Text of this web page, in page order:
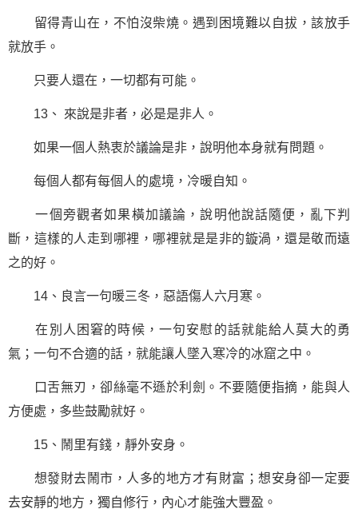
留得青山在，不怕沒柴燒。遇到困境難以自拔，該放手
就放手。
只要人還在，一切都有可能。
13、 來說是非者，必是是非人。
如果一個人熱衷於議論是非，說明他本身就有問題。
每個人都有每個人的處境，冷暖自知。
一個旁觀者如果橫加議論，說明他說話隨便，亂下判
斷，這樣的人走到哪裡，哪裡就是是非的鏇渦，還是敬而遠
之的好。
14、良言一句暖三冬，惡語傷人六月寒。
在別人困窘的時候，一句安慰的話就能給人莫大的勇
氣；一句不合適的話，就能讓人墜入寒冷的冰窟之中。
口舌無刃，卻絲毫不遜於利劍。不要隨便指摘，能與人
方便處，多些鼓勵就好。
15、鬧里有錢，靜外安身。
想發財去鬧市，人多的地方才有財富；想安身卻一定要
去安靜的地方，獨自修行，內心才能強大豐盈。